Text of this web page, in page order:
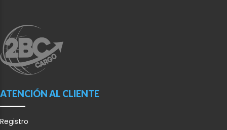
ATENCIÓN AL CLIENTE
Registro